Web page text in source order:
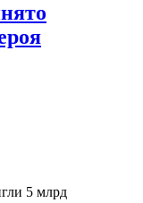
5 млрд